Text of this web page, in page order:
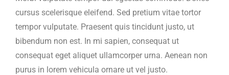
cursus scelerisque eleifend. Sed pretium vitae tortor
tempor vulputate. Praesent quis tincidunt justo, ut
bibendum non est. In mi sapien, consequat ut
consequat eget aliquet ullamcorper urna. Aenean non
purus in lorem vehicula ornare ut vel justo.